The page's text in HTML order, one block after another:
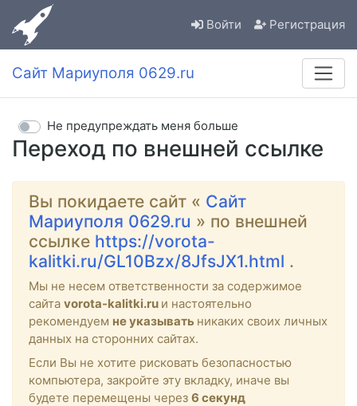
Войти Регистрация
Сайт Мариуполя 0629.ru
Переход по внешней ссылке
Не предупреждать меня больше
Вы покидаете сайт « Сайт
Мариуполя 0629.ru » по внешней
ссылке https://vorota-
kalitki.ru/GL10Bzx/8JfsJX1.html .
Мы не несем ответственности за содержимое
сайта vorota-kalitki.ru и настоятельно
рекомендуем не указывать никаких своих личных
данных на сторонних сайтах.
Если Вы не хотите рисковать безопасностью
компьютера, закройте эту вкладку, иначе вы
будете перемещены через 6 секунд